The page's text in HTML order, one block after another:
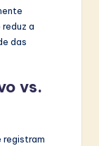
a
das
vs.
registram